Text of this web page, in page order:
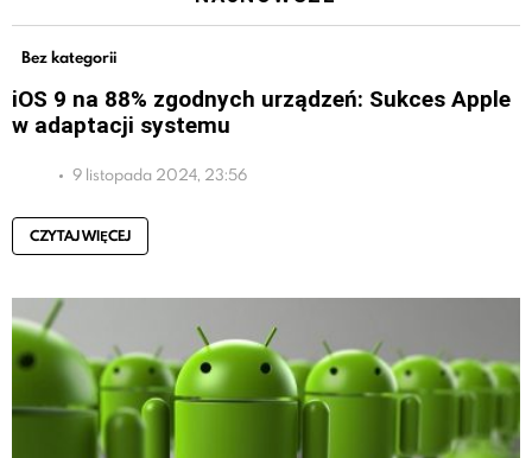
Bez kategorii
iOS 9 na 88% zgodnych urządzeń: Sukces Apple
w adaptacji systemu
9 listopada 2024, 23:56
CZYTAJ WIĘCEJ